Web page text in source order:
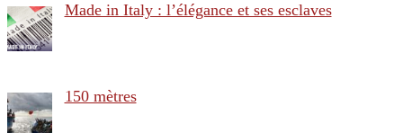
Made in Italy : l’élégance et ses esclaves
150 mètres